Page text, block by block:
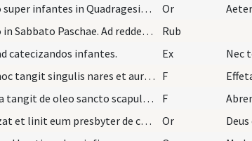
Oratio super infantes in Quadragesima ad quattuor… Or
Oratio in Sabbato Paschae. Ad reddentes dicit dom… Rub
catecizandos infantes. Ex
Post hoc tangit singulis nares et aures et dicit… F
Postea tangit de oleo sancto scapulas et pectus e… F
Baptizat et linit eum presbyter de chrisma in cer… Or